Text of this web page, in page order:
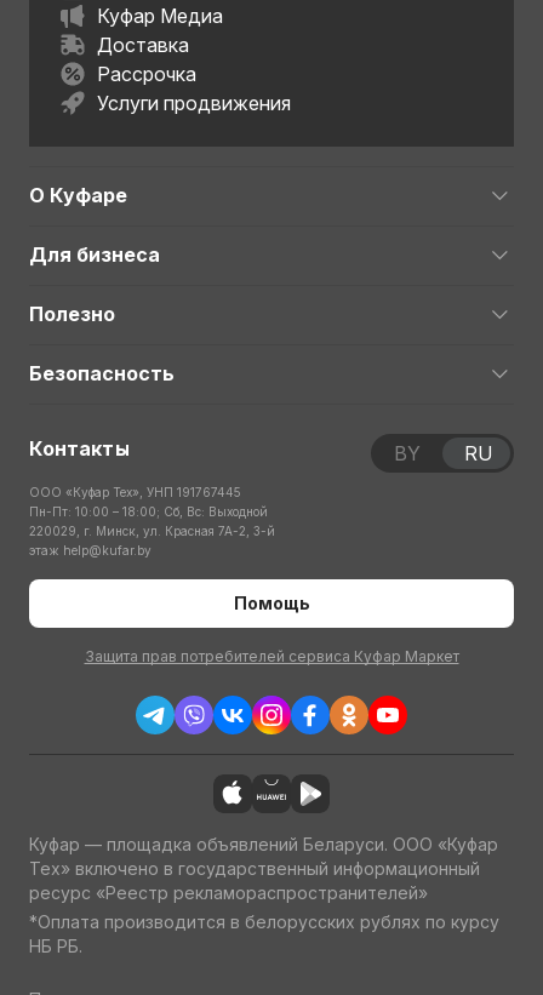
Куфар Медиа
Доставка
Рассрочка
Услуги продвижения
О Куфаре
Для бизнеса
Полезно
Безопасность
Контакты
ООО «Куфар Тех», УНП 191767445
Пн-Пт: 10:00 – 18:00; Сб, Вс: Выходной
220029, г. Минск, ул. Красная 7А-2, 3-й
этаж help@kufar.by
Помощь
Защита прав потребителей сервиса Куфар Маркет
BY RU
Куфар — площадка объявлений Беларуси. ООО «Куфар
Тех» включено в государственный информационный
ресурс «Реестр рекламораспространителей»
*Оплата производится в белорусских рублях по курсу
НБ РБ.